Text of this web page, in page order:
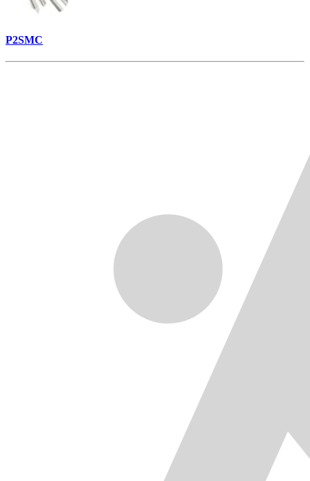
P2SMC